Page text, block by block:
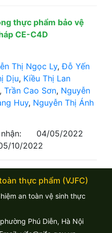
thực phẩm bảo vệ
CE-C4D
Thị Ngọc Ly,Đỗ Yến
Dịu, Kiều Thị Lan
, Trần Cao Sơn, Nguyễn
Huy, Nguyễn Thị Ánh
04/05/2022
10/2022
thực phẩm (VJFC)
an toàn vệ sinh thực
Phú Diễn, Hà Nội